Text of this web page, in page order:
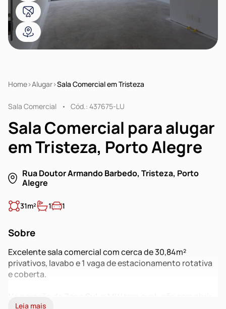
Home Alugar Sala Comercial em Tristeza
Sala Comercial Cód.: 437675-LU
Sala Comercial para alugar
em Tristeza, Porto Alegre
Rua Doutor Armando Barbedo, Tristeza, Porto
Alegre
31m² 1 1
Sobre
Excelente sala comercial com cerca de 30,84m²
privativos, lavabo e 1 vaga de estacionamento rotativa
e coberta.
Leia mais